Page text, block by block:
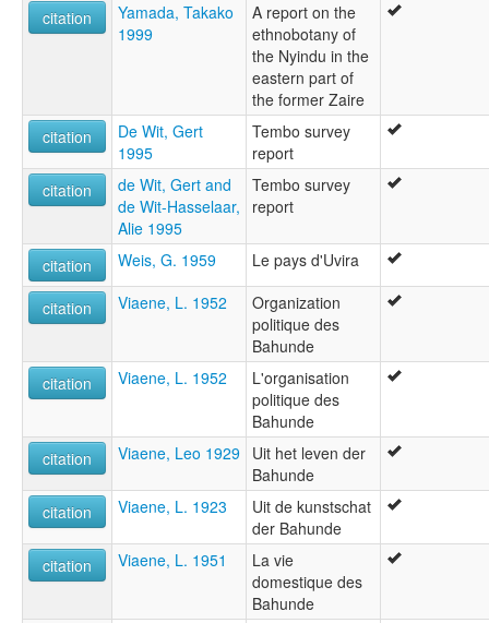
citation
Yamada, Takako
1999
A report on the
ethnobotany of
the Nyindu in the
eastern part of
the former Zaire
citation
De Wit, Gert
1995
Tembo survey
report
citation
de Wit, Gert and
de Wit-Hasselaar,
Alie 1995
Tembo survey
report
citation Weis, G. 1959 Le pays d'Uvira
citation Viaene, L. 1952
Organization
politique des
Bahunde
citation
Viaene, L. 1952
L'organisation
politique des
Bahunde
citation
Viaene, Leo 1929 Uit het leven der
Bahunde
citation
Viaene, L. 1923
Uit de kunstschat
der Bahunde
citation
Viaene, L. 1951
La vie
domestique des
Bahunde